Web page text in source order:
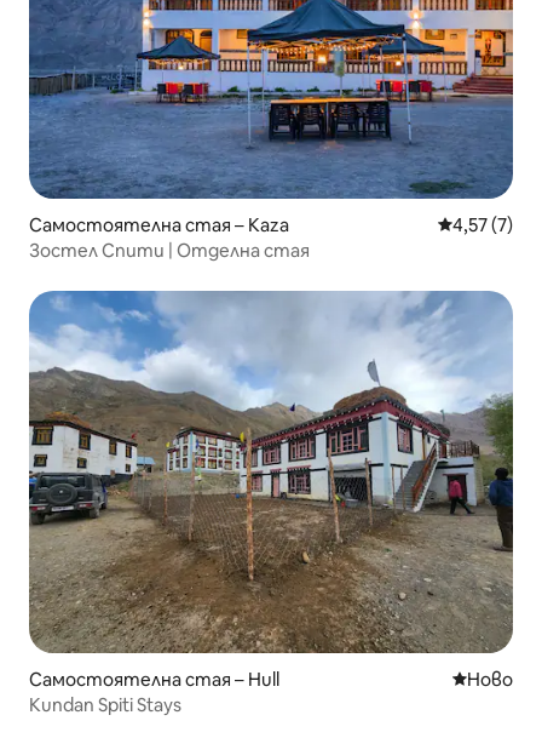
Самостоятелна стая – Kaza Средна
4,57 (7)
Зостел Спити | Отделна стая
Самостоятелна стая – Hull Ново
Ново
Kundan Spiti Stays